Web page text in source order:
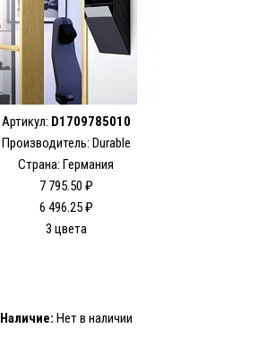
Артикул: D1709785010
Производитель: Durable
Страна: Германия
7 795.50 ₽
6 496.25 ₽
3 цвета
Наличие: Нет в наличии